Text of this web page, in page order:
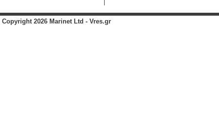
Copyright 2026 Marinet Ltd - Vres.gr